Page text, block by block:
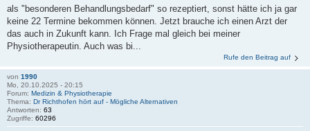
als "besonderen Behandlungsbedarf" so rezeptiert, sonst hätte ich ja gar
keine 22 Termine bekommen können. Jetzt brauche ich einen Arzt der
das auch in Zukunft kann. Ich Frage mal gleich bei meiner
Physiotherapeutin. Auch was bi...
Rufe den Beitrag auf
von 1990
Mo, 20.10.2025 - 20:15
Forum: Medizin & Physiotherapie
Thema: Dr Richthofen hört auf - Mögliche Alternativen
Antworten: 63
Zugriffe: 60296